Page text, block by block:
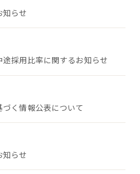
知らせ
採用比率に関するお知らせ
く情報公表について
知らせ